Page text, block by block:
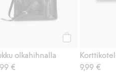
olkahihnalla
€
9,99 €